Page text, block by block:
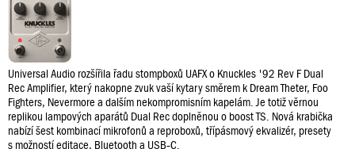
Universal Audio rozšířila řadu stompboxů UAFX o Knuckles '92 Rev F Dual
Rec Amplifier, který nakopne zvuk vaší kytary směrem k Dream Theter, Foo
Fighters, Nevermore a dalším nekompromisním kapelám. Je totiž věrnou
replikou lampových aparátů Dual Rec doplněnou o boost TS. Nová krabička
nabízí šest kombinací mikrofonů a reproboxů, třípásmový ekvalizér, presety
s možností editace, Bluetooth a USB‑C.